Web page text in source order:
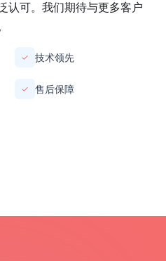
认可。我们期待与更多客户
✓ 技术领先
✓ 售后保障